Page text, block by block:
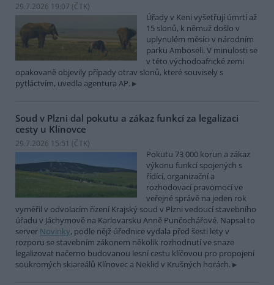
29.7.2026 19:07 (ČTK)
Úřady v Keni vyšetřují úmrtí až
15 slonů, k němuž došlo v
uplynulém měsíci v národním
parku Amboseli. V minulosti se
v této východoafrické zemi
opakovaně objevily případy otrav slonů, které souvisely s
pytláctvím, uvedla agentura AP.
Soud v Plzni dal pokutu a zákaz funkcí za legalizaci
cesty u Klínovce
29.7.2026 15:51 (ČTK)
Pokutu 73 000 korun a zákaz
výkonu funkcí spojených s
řídící, organizační a
rozhodovací pravomocí ve
veřejné správě na jeden rok
vyměřil v odvolacím řízení Krajský soud v Plzni vedoucí stavebního
úřadu v Jáchymově na Karlovarsku Anně Punčochářové. Napsal to
server Novinky, podle nějž úřednice vydala před šesti lety v
rozporu se stavebním zákonem několik rozhodnutí ve snaze
legalizovat načerno budovanou lesní cestu klíčovou pro propojení
soukromých skiareálů Klínovec a Neklid v Krušných horách.